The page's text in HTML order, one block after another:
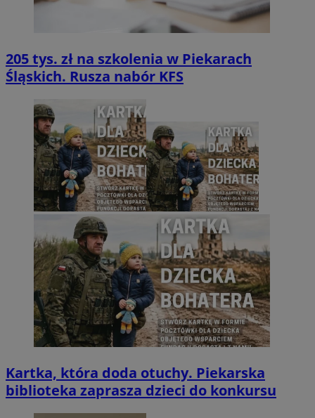
205 tys. zł na szkolenia w Piekarach
Śląskich. Rusza nabór KFS
Kartka, która doda otuchy. Piekarska
biblioteka zaprasza dzieci do konkursu